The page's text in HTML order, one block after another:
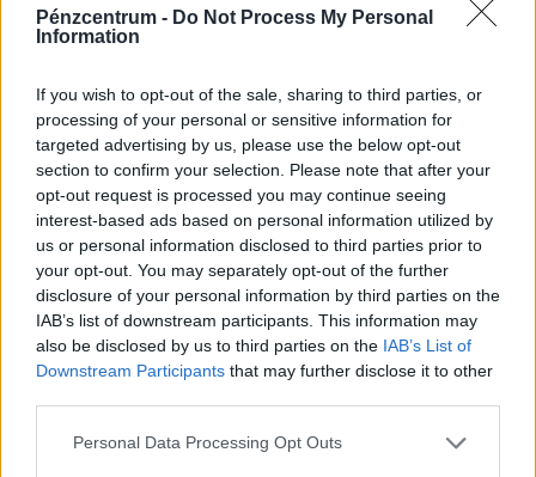
Pénzcentrum - Do Not Process My Personal
Information
If you wish to opt-out of the sale, sharing to third parties, or
processing of your personal or sensitive information for
targeted advertising by us, please use the below opt-out
section to confirm your selection. Please note that after your
opt-out request is processed you may continue seeing
interest-based ads based on personal information utilized by
us or personal information disclosed to third parties prior to
your opt-out. You may separately opt-out of the further
disclosure of your personal information by third parties on the
IAB’s list of downstream participants. This information may
also be disclosed by us to third parties on the IAB’s List of
Downstream Participants that may further disclose it to other
Personal Data Processing Opt Outs
Rendkívüli döntés: az energiaválság miatt új
nyitvatartási idő jöhet a Coop
élelmiszerboltokban
A Coop is csatlakozik azokhoz, akik a hőség és a
megnövekedett villamosenergia-igény miatt
energiatakarékossági intézkedéseket vezetnek be.